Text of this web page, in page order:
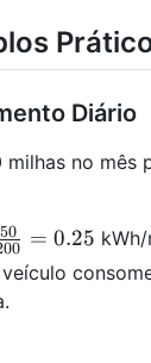
Diário
no mês
=
50 = 0.25
veículo